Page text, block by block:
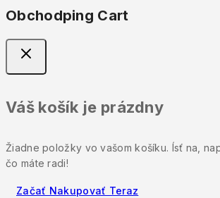
Obchodping Cart
Váš košík je prázdny
Žiadne položky vo vašom košíku. Ísť na,
čo máte radi!
Začať Nakupovať Teraz